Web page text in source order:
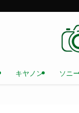
キヤノン ソニ